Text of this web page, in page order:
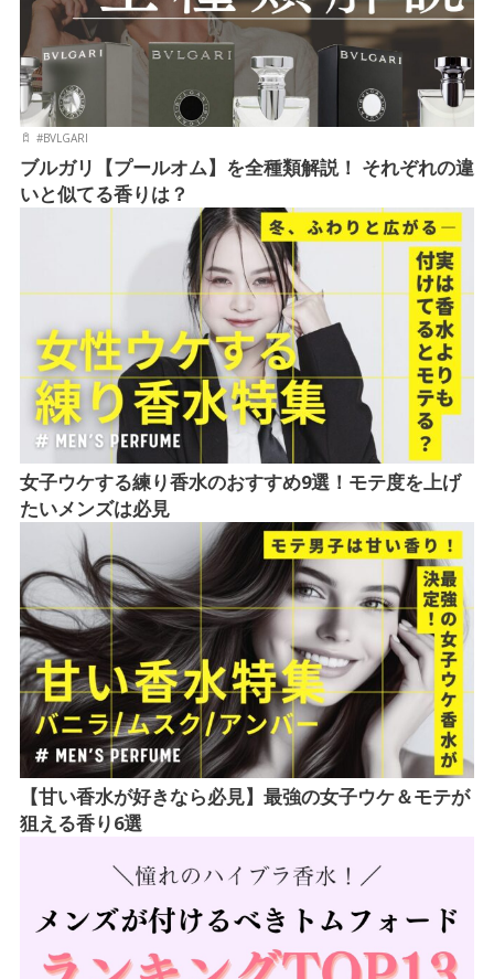
#BVLGARI
ブルガリ【プールオム】を全種類解説！ それぞれの違
いと似てる香りは？
女子ウケする練り香水のおすすめ9選！モテ度を上げ
たいメンズは必見
【甘い香水が好きなら必見】最強の女子ウケ＆モテが
狙える香り6選